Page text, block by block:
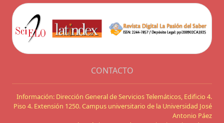
CONTACTO
Información: Dirección General de Servicios Telemáticos, Edificio 4.
Piso 4. Extensión 1250. Campus universitario de la Universidad José
Antonio Páez